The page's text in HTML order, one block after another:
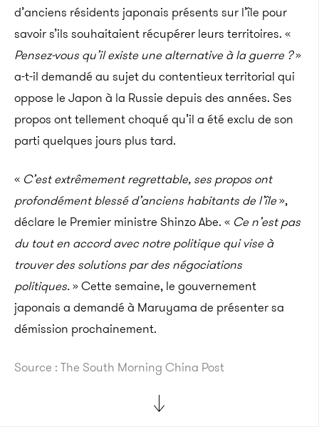
d’anciens résidents japonais présents sur l’île pour
savoir s’ils souhaitaient récupérer leurs territoires. «
Pensez-vous qu’il existe une alternative à la guerre ?»
a-t-il demandé au sujet du contentieux territorial qui
oppose le Japon à la Russie depuis des années. Ses
propos ont tellement choqué qu’il a été exclu de son
parti quelques jours plus tard.
« C’est extrêmement regrettable, ses propos ont
profondément blessé d’anciens habitants de l’île»,
déclare le Premier ministre Shinzo Abe. « Ce n’est pas
du tout en accord avec notre politique qui vise à
trouver des solutions par des négociations
politiques.» Cette semaine, le gouvernement
japonais a demandé à Maruyama de présenter sa
démission prochainement.
Source : The South Morning China Post